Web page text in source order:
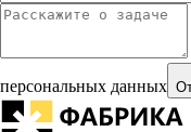
персональных данных